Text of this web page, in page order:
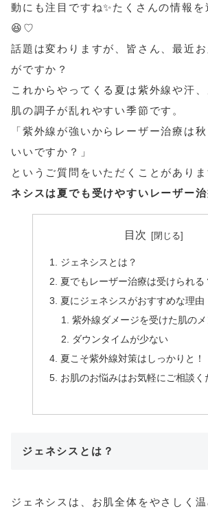
動にも注目ですね✨たくさんの情報を
😆♡
話題は変わりますが、皆さん、最近
がですか？
これからやってくる夏は紫外線や汗
肌の調子が乱れやすい季節です。
「紫外線が強いからレーザー治療は
いいですか？」
というご質問をいただくことがあり
ネシスは夏でも受けやすいレーザー
目次
ジェネシスとは？
夏でもレーザー治療は受けられる
夏にジェネシスがおすすめな理由
紫外線ダメージを受けた肌の
ダウンタイムが少ない
夏こそ紫外線対策はしっかりと！
お肌のお悩みはお気軽にご相談く
ジェネシスとは？
ジェネシスは、お肌全体をやさしく